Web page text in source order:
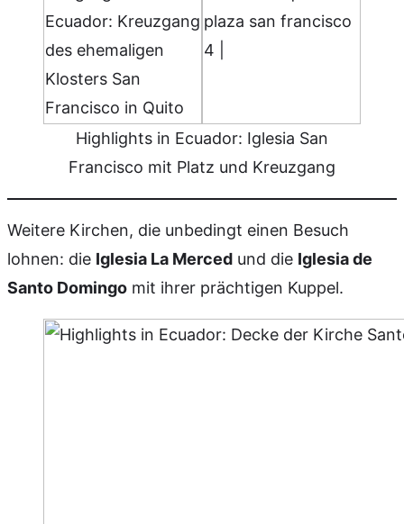
Highlights in Ecuador: Iglesia San
Francisco mit Platz und Kreuzgang
Weitere Kirchen, die unbedingt einen Besuch
lohnen: die Iglesia La Merced und die Iglesia de
Santo Domingo mit ihrer prächtigen Kuppel.